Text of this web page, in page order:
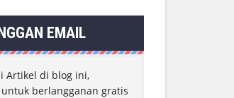
EMAIL
Artikel di blog ini,
berlangganan gratis